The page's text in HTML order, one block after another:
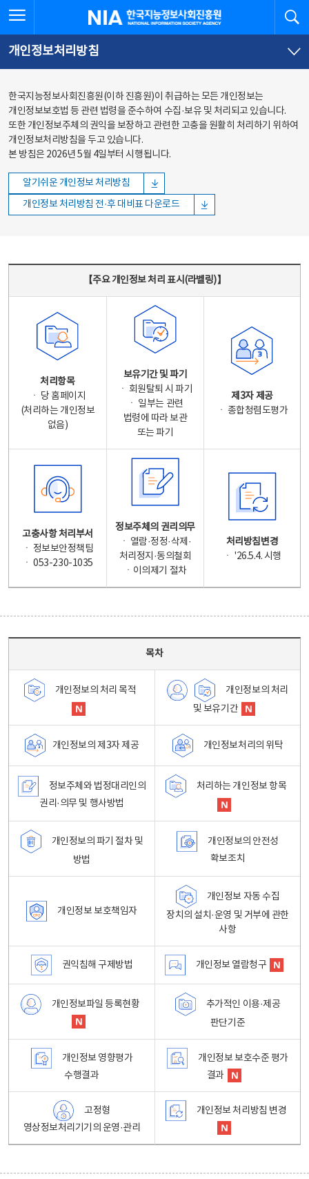
바로가기
바로가기
한국지능정보사회진흥원
개인정보처리방침
한국지능정보사회진흥원(이하 진흥원)이 취급하는 모든 개인정보는
개인정보보호법 등 관련 법령을 준수하여 수집·보유 및 처리되고 있습니다.
또한 개인정보주체의 권익을 보장하고 관련한 고충을 원활히 처리하기 위하여
개인정보처리방침을 두고 있습니다.
본 방침은 2026년 5월 4일부터 시행됩니다.
알기쉬운 개인정보 처리방침
개인정보 처리방침 전·후 대비표 다운로드
【주요 개인정보 처리 표시(라벨링)】
처리항목
ㆍ 당 홈페이지
(처리하는 개인정보
없음)
보유기간 및 파기
ㆍ 회원탈퇴 시 파기
ㆍ 일부는 관련
법령에 따라 보관
또는 파기
제3자 제공
ㆍ 종합청렴도평가
고충사항 처리부서
ㆍ 정보보안정책팀
ㆍ 053-230-1035
정보주체의 권리의무
ㆍ 열람·정정·삭제·
처리정지·동의철회
ㆍ이의제기 절차
처리방침변경
ㆍ '26.5.4. 시행
목차
개인정보의 처리 목적
개인정보의 처리
및 보유기간
개인정보의 제3자 제공 개인정보처리의 위탁
정보주체와 법정대리인의
권리·의무 및 행사방법
처리하는 개인정보 항목
개인정보의 파기 절차 및
방법
개인정보의 안전성
확보조치
개인정보 보호책임자
개인정보 자동 수집
장치의 설치·운영 및 거부에 관한
사항
권익침해 구제방법 개인정보 열람청구
개인정보파일 등록현황
추가적인 이용·제공
판단기준
개인정보 영향평가
수행결과
개인정보 보호수준 평가
결과
고정형
영상정보처리기기의 운영·관리
개인정보 처리방침 변경